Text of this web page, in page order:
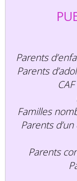
Parents
Parents
Familles
Parents
Parents